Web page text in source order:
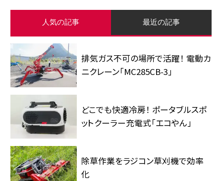
人気の記事 最近の記事
排気ガス不可の場所で活躍！ 電動カ
ニクレーン「MC285CB-3」
どこでも快適冷房！ ポータブルスポ
ットクーラー充電式「エコやん」
除草作業をラジコン草刈機で効率
化